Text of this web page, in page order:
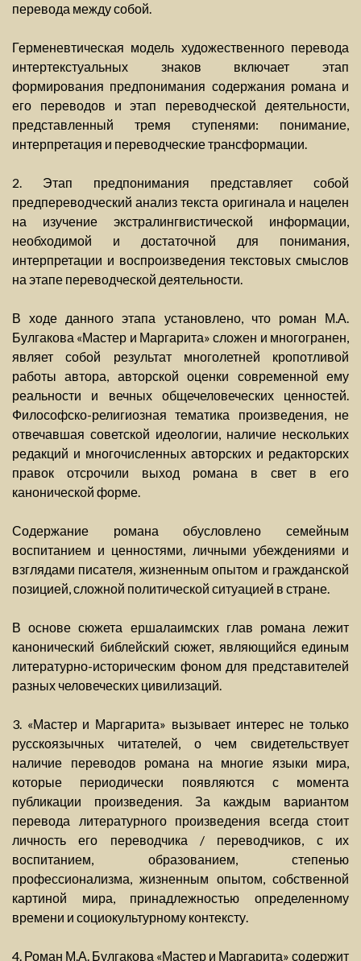
перевода между собой.
Герменевтическая модель художественного перевода
интертекстуальных знаков включает этап
формирования предпонимания содержания романа и
его переводов и этап переводческой деятельности,
представленный тремя ступенями: понимание,
интерпретация и переводческие трансформации.
2. Этап предпонимания представляет собой
предпереводческий анализ текста оригинала и нацелен
на изучение экстралингвистической информации,
необходимой и достаточной для понимания,
интерпретации и воспроизведения текстовых смыслов
на этапе переводческой деятельности.
В ходе данного этапа установлено, что роман М.А.
Булгакова «Мастер и Маргарита» сложен и многогранен,
являет собой результат многолетней кропотливой
работы автора, авторской оценки современной ему
реальности и вечных общечеловеческих ценностей.
Философско-религиозная тематика произведения, не
отвечавшая советской идеологии, наличие нескольких
редакций и многочисленных авторских и редакторских
правок отсрочили выход романа в свет в его
канонической форме.
Содержание романа обусловлено семейным
воспитанием и ценностями, личными убеждениями и
взглядами писателя, жизненным опытом и гражданской
позицией, сложной политической ситуацией в стране.
В основе сюжета ершалаимских глав романа лежит
канонический библейский сюжет, являющийся единым
литературно-историческим фоном для представителей
разных человеческих цивилизаций.
3. «Мастер и Маргарита» вызывает интерес не только
русскоязычных читателей, о чем свидетельствует
наличие переводов романа на многие языки мира,
которые периодически появляются с момента
публикации произведения. За каждым вариантом
перевода литературного произведения всегда стоит
личность его переводчика / переводчиков, с их
воспитанием, образованием, степенью
профессионализма, жизненным опытом, собственной
картиной мира, принадлежностью определенному
времени и социокультурному контексту.
4. Роман М.А. Булгакова «Мастер и Маргарита» содержит